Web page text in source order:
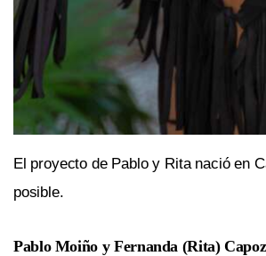
El proyecto de Pablo y Rita nació en
posible.
Pablo Moiño y Fernanda (Rita)